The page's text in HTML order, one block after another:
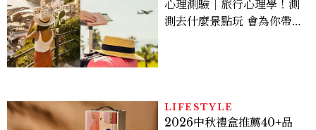
心理測驗｜旅行心理學！測
測去什麼景點玩 會為你帶來
LIFESTYLE
2026中秋禮盒推薦40+品